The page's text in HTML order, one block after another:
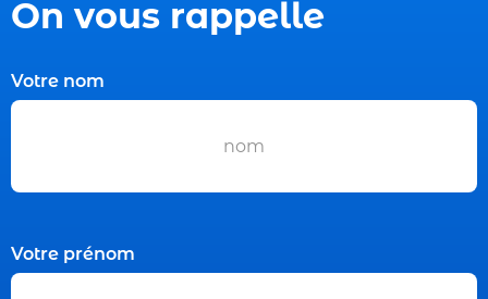
On vous rappelle
Votre nom
Votre prénom